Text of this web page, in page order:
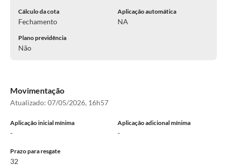
Cálculo da cota
Fechamento
Aplicação automática
NA
Plano previdência
Não
Movimentação
Atualizado: 07/05/2026, 16h57
Aplicação inicial mínima
-
Aplicação adicional mínima
-
Prazo para resgate
32